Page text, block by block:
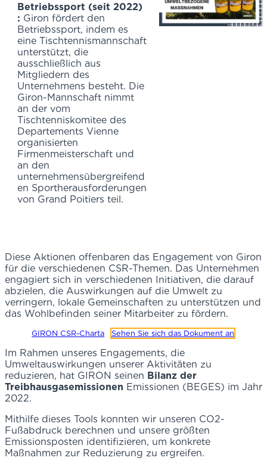
Betriebssport (seit 2022)
: Giron fördert den
Betriebssport, indem es
eine Tischtennismannschaft
unterstützt, die
ausschließlich aus
Mitgliedern des
Unternehmens besteht. Die
Giron-Mannschaft nimmt
an der vom
Tischtenniskomitee des
Departements Vienne
organisierten
Firmenmeisterschaft und
an den
unternehmensübergreifend
en Sportherausforderungen
von Grand Poitiers teil.
Diese Aktionen offenbaren das Engagement von Giron
für die verschiedenen CSR-Themen. Das Unternehmen
engagiert sich in verschiedenen Initiativen, die darauf
abzielen, die Auswirkungen auf die Umwelt zu
verringern, lokale Gemeinschaften zu unterstützen und
das Wohlbefinden seiner Mitarbeiter zu fördern.
GIRON CSR-Charta Sehen Sie sich das Dokument an
Im Rahmen unseres Engagements, die
Umweltauswirkungen unserer Aktivitäten zu
reduzieren, hat GIRON seinen Bilanz der
Treibhausgasemissionen Emissionen (BEGES) im Jahr
2022.
Mithilfe dieses Tools konnten wir unseren CO2-
Fußabdruck berechnen und unsere größten
Emissionsposten identifizieren, um konkrete
Maßnahmen zur Reduzierung zu ergreifen.